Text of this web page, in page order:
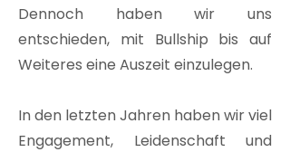
Dennoch haben wir uns
entschieden, mit Bullship bis auf
Weiteres eine Auszeit einzulegen.
In den letzten Jahren haben wir viel
Engagement, Leidenschaft und